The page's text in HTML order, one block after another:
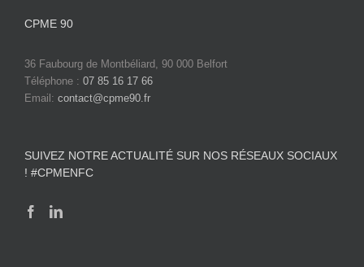
CPME 90
36 Faubourg de Montbéliard, 90 000 Belfort
Téléphone : 07 85 16 17 66
Email: contact@cpme90.fr
SUIVEZ NOTRE ACTUALITÉ SUR NOS RÉSEAUX SOCIAUX
! #CPMENFC